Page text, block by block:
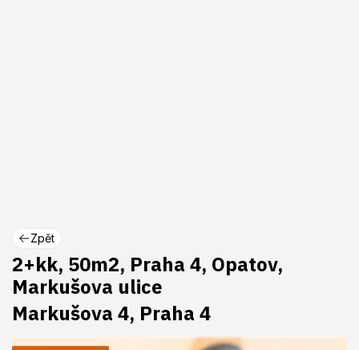
Zpět
2+kk, 50m2, Praha 4, Opatov,
Markušova ulice
Markušova 4, Praha 4